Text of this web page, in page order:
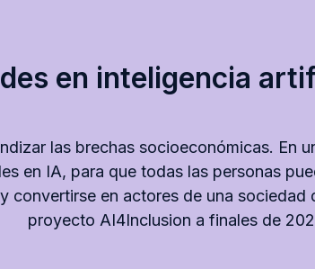
en inteligencia
las brechas socioeconómicas. En
en IA, para que todas las personas
convertirse en actores de una
proyecto AI4Inclusion a finales de